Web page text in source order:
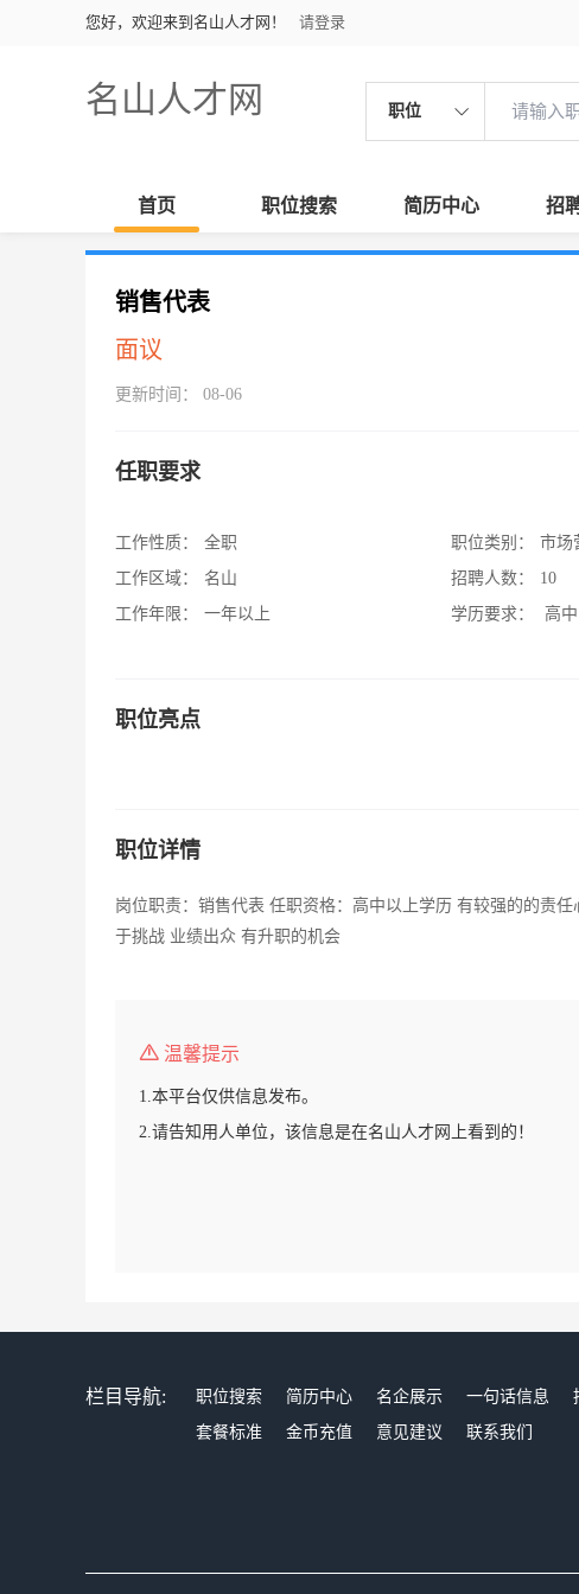
您好，欢迎来到名山人才网！ 请登录
名山人才网 职位
首页 职位搜索 简历中心 招
销售代表
面议
更新时间： 08-06
任职要求
工作性质：
全职
工作区域：
名山
工作年限：
一年以上
职位类别：
市场
招聘人数：
10
学历要求：
高中
职位亮点
职位详情
岗位职责：销售代表 任职资格：高中以上学历 有较强的的责
于挑战 业绩出众 有升职的机会
温馨提示
1.本平台仅供信息发布。
2.请告知用人单位，该信息是在名山人才网上看到的！
栏目导航: 职位搜索 简历中心 名企展示 一句话信息
套餐标准
金币充值 意见建议 联系我们